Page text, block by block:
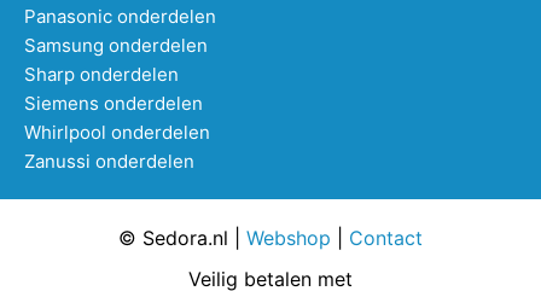
Panasonic onderdelen
Samsung onderdelen
Sharp onderdelen
Siemens onderdelen
Whirlpool onderdelen
Zanussi onderdelen
© Sedora.nl | Webshop
Contact
Veilig betalen met